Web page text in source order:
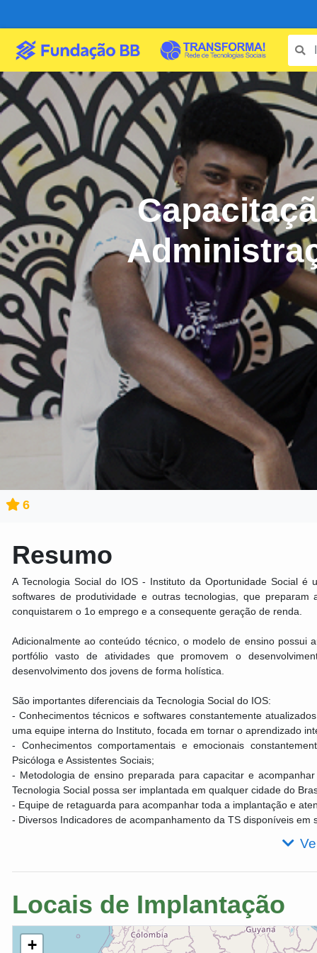
6
Resumo
A Tecnologia Social do IOS - Instituto da Oportunidade Social é
softwares de produtividade e outras tecnologias, que
conquistarem o 1o emprego e a consequente geração de renda.
Adicionalmente ao conteúdo técnico, o modelo de ensino
portfólio vasto de atividades que promovem o
desenvolvimento dos jovens de forma holística.
São importantes diferenciais da Tecnologia Social do IOS:
- Conhecimentos técnicos e softwares constantemente
uma equipe interna do Instituto, focada em tornar o aprendizado
- Conhecimentos comportamentais e emocionais
Psicóloga e Assistentes Sociais;
- Metodologia de ensino preparada para capacitar e
Tecnologia Social possa ser implantada em qualquer cidade do
- Equipe de retaguarda para acompanhar toda a implantação e
- Diversos Indicadores de acompanhamento da TS disponíveis em
Locais de Implantação
+